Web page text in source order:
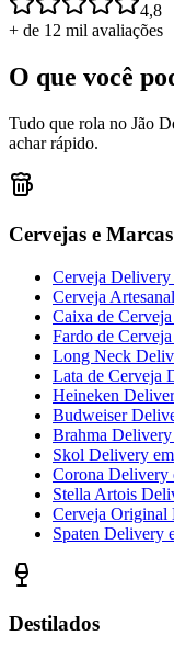
4,8
+ de 12 mil avaliações
O que você
Tudo que rola no Jão
achar rápido.
Cervejas e Marcas
Cerveja Delivery
Cerveja
Caixa de
Fardo de
Long Neck
Lata de Cerveja
Heineken
Budweiser
Brahma Delivery
Skol Delivery em
Corona Delivery
Stella Artois
Cerveja Original
Spaten Delivery
Destilados